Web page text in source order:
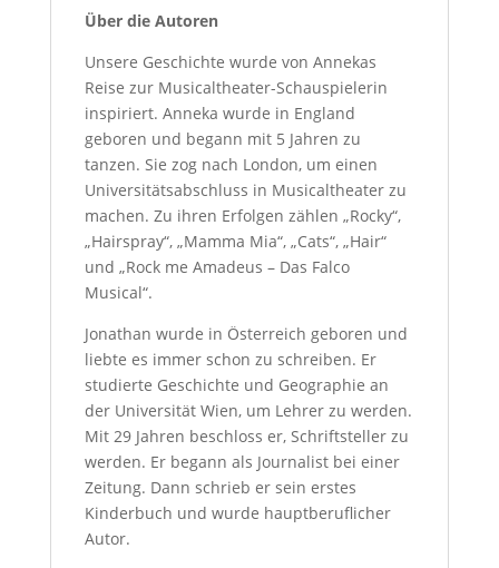
Über die Autoren
Unsere Geschichte wurde von Annekas
Reise zur Musicaltheater-Schauspielerin
inspiriert. Anneka wurde in England
geboren und begann mit 5 Jahren zu
tanzen. Sie zog nach London, um einen
Universitätsabschluss in Musicaltheater zu
machen. Zu ihren Erfolgen zählen „Rocky“,
„Hairspray“, „Mamma Mia“, „Cats“, „Hair“
und „Rock me Amadeus – Das Falco
Musical“.
Jonathan wurde in Österreich geboren und
liebte es immer schon zu schreiben. Er
studierte Geschichte und Geographie an
der Universität Wien, um Lehrer zu werden.
Mit 29 Jahren beschloss er, Schriftsteller zu
werden. Er begann als Journalist bei einer
Zeitung. Dann schrieb er sein erstes
Kinderbuch und wurde hauptberuflicher
Autor.